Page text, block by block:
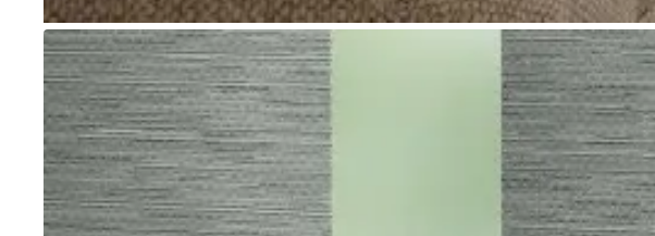
Go to item 1